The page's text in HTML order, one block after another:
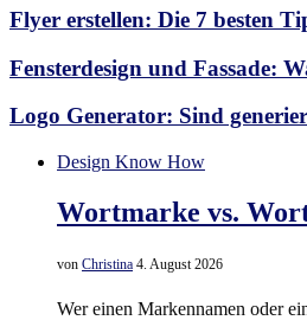
Flyer erstellen: Die 7 besten
Fensterdesign und Fassade:
Logo Generator: Sind
Design Know How
Wortmarke vs.
von Christina 4. August 2026
Wer einen Markennamen oder